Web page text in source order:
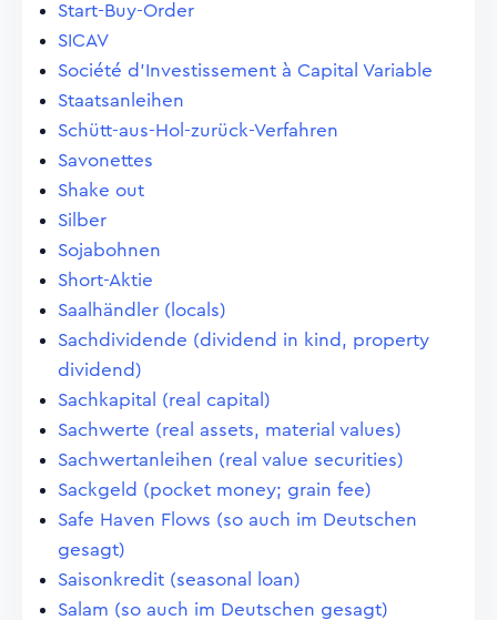
Start-Buy-Order
SICAV
Société d'Investissement à Capital Variable
Staatsanleihen
Schütt-aus-Hol-zurück-Verfahren
Savonettes
Shake out
Silber
Sojabohnen
Short-Aktie
Saalhändler (locals)
Sachdividende (dividend in kind, property
dividend)
Sachkapital (real capital)
Sachwerte (real assets, material values)
Sachwertanleihen (real value securities)
Sackgeld (pocket money; grain fee)
Safe Haven Flows (so auch im Deutschen
gesagt)
Saisonkredit (seasonal loan)
Salam (so auch im Deutschen gesagt)